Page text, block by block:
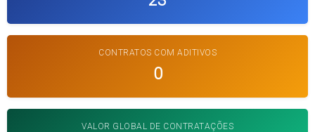
CONTRATOS COM ADITIVOS
0
VALOR GLOBAL DE CONTRATAÇÕES